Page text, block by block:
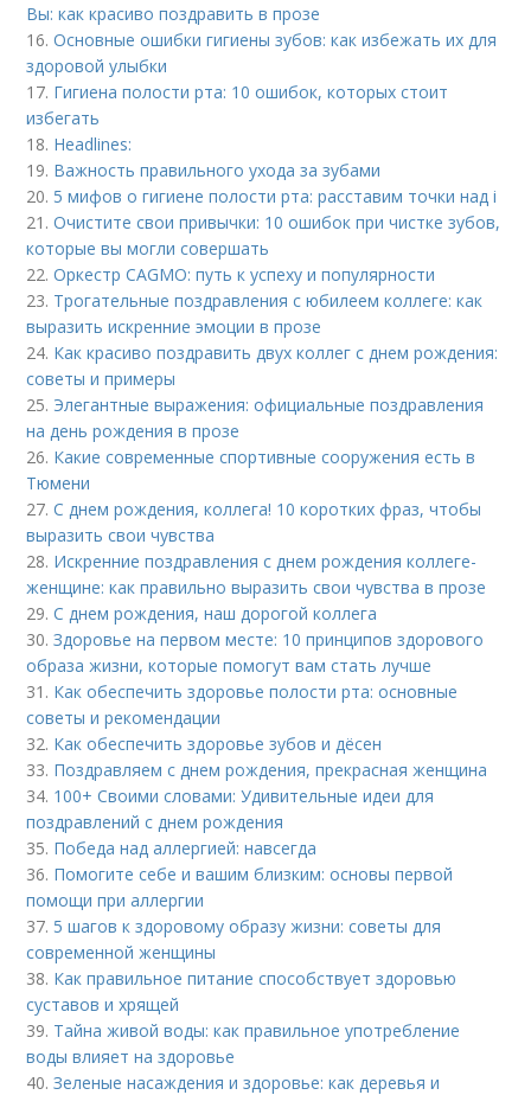
Вы: как красиво поздравить в прозе
16.Основные ошибки гигиены зубов: как избежать их для
здоровой улыбки
17. Гигиена полости рта: 10 ошибок, которых стоит
избегать
18. Headlines:
19. Важность правильного ухода за зубами
20. 5 мифов о гигиене полости рта: расставим точки над i
21.Очистите свои привычки: 10 ошибок при чистке зубов,
которые вы могли совершать
22.Оркестр CAGMO: путь к успеху и популярности
23. Трогательные поздравления с юбилеем коллеге: как
выразить искренние эмоции в прозе
24. Как красиво поздравить двух коллег с днем рождения:
советы и примеры
25. Элегантные выражения: официальные поздравления
на день рождения в прозе
26. Какие современные спортивные сооружения есть в
Тюмени
27.С днем рождения, коллега! 10 коротких фраз, чтобы
выразить свои чувства
28. Искренние поздравления с днем рождения коллеге-
женщине: как правильно выразить свои чувства в прозе
29.С днем рождения, наш дорогой коллега
30.Здоровье на первом месте: 10 принципов здорового
образа жизни, которые помогут вам стать лучше
31. Как обеспечить здоровье полости рта: основные
советы и рекомендации
32. Как обеспечить здоровье зубов и дёсен
33. Поздравляем с днем рождения, прекрасная женщина
34. 100+ Своими словами: Удивительные идеи для
поздравлений с днем рождения
35. Победа над аллергией: навсегда
36. Помогите себе и вашим близким: основы первой
помощи при аллергии
37. 5 шагов к здоровому образу жизни: советы для
современной женщины
38. Как правильное питание способствует здоровью
суставов и хрящей
39. Тайна живой воды: как правильное употребление
воды влияет на здоровье
40.Зеленые насаждения и здоровье: как деревья и